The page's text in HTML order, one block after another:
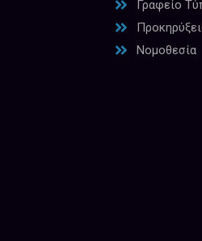
Γραφείο
Νομοθεσία